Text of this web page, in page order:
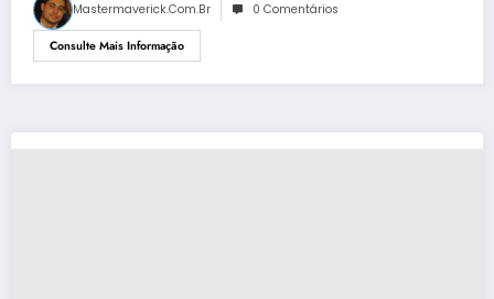
Mastermaverick.com.br 0 Comentários
Consulte Mais Informação